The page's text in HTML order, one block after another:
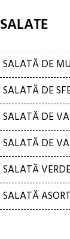
SALATE
SALATĂ DE
SALATĂ DE
SALATĂ DE
SALATĂ DE
SALATĂ
SALATĂ